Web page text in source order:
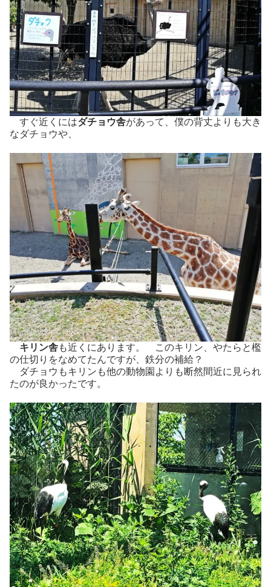
すぐ近くにはダチョウ舎があって、僕の背丈よりも大き
なダチョウや、
キリン舎も近くにあります。 このキリン、やたらと檻
の仕切りをなめてたんですが、鉄分の補給？
ダチョウもキリンも他の動物園よりも断然間近に見られ
たのが良かったです。